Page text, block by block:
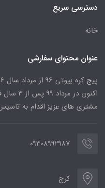
دسترسی سریع
خانه
عنوان محتوای سفارشی
اکنون
مشتری های عزیز اقدام به
09308992987
کرج